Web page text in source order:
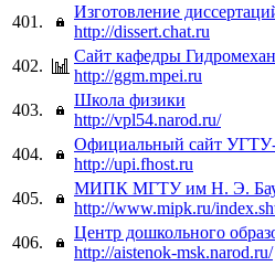
401.
Изготовление
http://dissert.chat.ru
402.
Сайт кафедры
http://ggm.mpei.ru
403.
Школа физики
http://vpl54.narod.ru/
404.
Официальный сайт
http://upi.fhost.ru
405.
МИПК МГТУ им Н. Э.
http://www.mipk.ru/
406.
Центр дошкольного
http://aistenok-msk.narod.ru/